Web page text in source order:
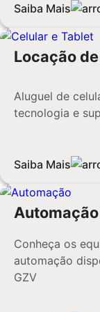
Saiba Mais
Locação
Aluguel de
tecnologia e
Saiba Mais
Automação
Conheça os
automação
GZV